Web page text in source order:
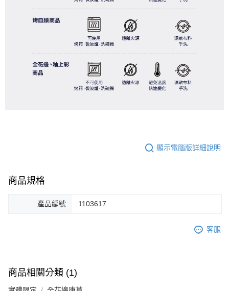
顯示電腦版詳細說明
商品規格
產品編號 1103617
客服
商品相關分類 (1)